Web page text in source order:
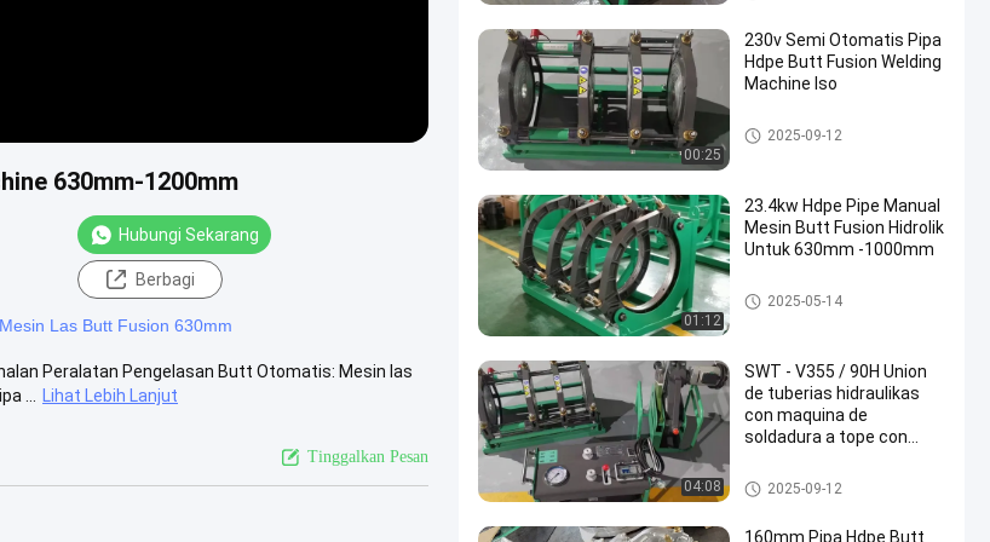
630mm-1200mm
Hubungi Sekarang
Berbagi
Mesin Las Butt Fusion 630mm
Peralatan Pengelasan Butt Otomatis: Mesin las
...
Lihat Lebih Lanjut
Tinggalkan Pesan
DPE
00:25
230v Semi Otomatis Pipa
Hdpe Butt Fusion Welding
Machine Iso
Mesin Las Butt Fusion Pipa H
DPE
2025-09-12
01:12
23.4kw Hdpe Pipe Manual
Mesin Butt Fusion Hidrolik
Untuk 630mm -1000mm
Mesin Las Butt Fusion Pipa H
DPE
2025-05-14
04:08
SWT - V355 / 90H Union
de tuberias hidraulikas
con maquina de
soldadura a tope con
Mesin Las Hidrolik Butt Fusion
2025-09-12
160mm Pipa Hdpe Butt